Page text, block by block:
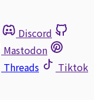
Discord
Mastodon
Threads
Tiktok